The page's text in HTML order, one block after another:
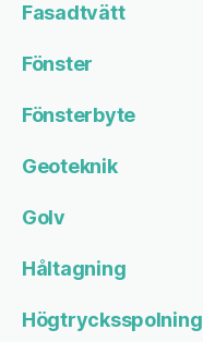
Fasadtvätt
Fönster
Fönsterbyte
Geoteknik
Golv
Håltagning
Högtrycksspolning